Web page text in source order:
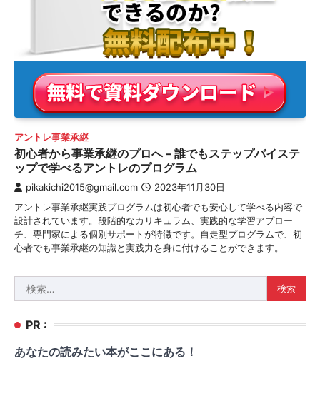
アントレ事業承継
初心者から事業承継のプロへ – 誰でもステップバイステ
ップで学べるアントレのプログラム
pikakichi2015@gmail.com 2023年11月30日
アントレ事業承継実践プログラムは初心者でも安心して学べる内容で
設計されています。段階的なカリキュラム、実践的な学習アプロー
チ、専門家による個別サポートが特徴です。自走型プログラムで、初
心者でも事業承継の知識と実践力を身に付けることができます。
索:
PR :
あなたの読みたい本がここにある！